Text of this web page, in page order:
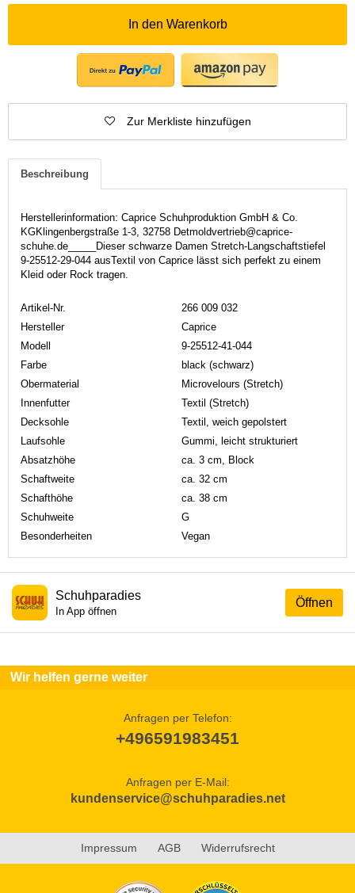
In den Warenkorb
Zur Merkliste hinzufügen
Beschreibung
Herstellerinformation: Caprice Schuhproduktion GmbH & Co.
KGKlingenbergstraße 1-3, 32758 Detmoldvertrieb@caprice-
schuhe.de_____Dieser schwarze Damen Stretch-Langschaftstiefel
9-25512-29-044 ausTextil von Caprice lässt sich perfekt zu einem
Kleid oder Rock tragen.
Artikel-Nr.
266 009 032
Hersteller
Caprice
Modell
9-25512-41-044
Farbe
black (schwarz)
Obermaterial
Microvelours (Stretch)
Innenfutter
Textil (Stretch)
Decksohle
Textil, weich gepolstert
Laufsohle
Gummi, leicht strukturiert
Absatzhöhe
ca. 3 cm, Block
Schaftweite
ca. 32 cm
Schafthöhe
ca. 38 cm
Schuhweite
G
Besonderheiten
Vegan
Öffnen
Schuhparadies
In App öffnen
Wir helfen gerne weiter
Anfragen per Telefon:
+496591983451
Anfragen per E-Mail:
kundenservice@schuhparadies.net
Impressum AGB Widerrufsrecht